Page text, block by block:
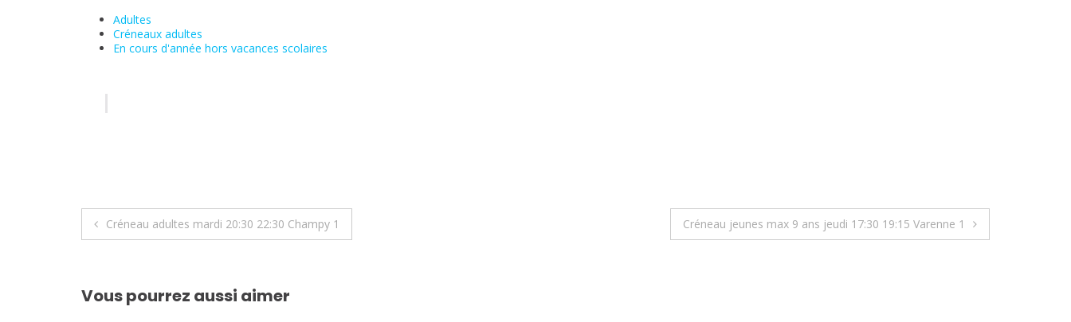
Adultes
Créneaux adultes
En cours d'année hors vacances scolaires
Navigation
l’article
Créneau adultes mardi 20:30 22:30 Champy 1 Créneau jeunes max 9 ans jeudi 17:30 19:15 Varenne 1
Vous pourrez aussi aimer